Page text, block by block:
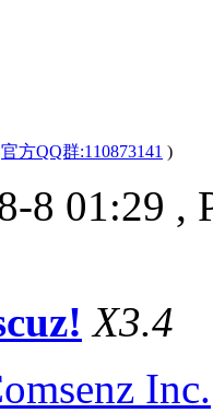
官方QQ群:110873141 )
8 01:29 ,
X3.4
Inc.